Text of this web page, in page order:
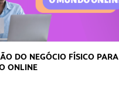
DO NEGÓCIO FÍSICO PARA
ONLINE